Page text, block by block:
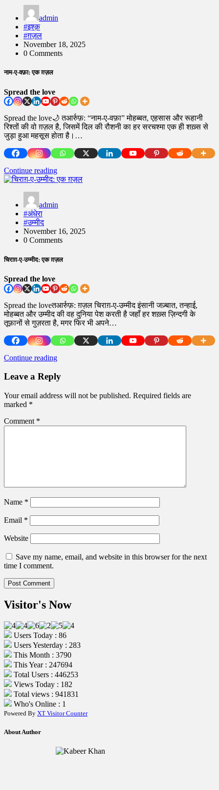
admin
#इश्क़
#ग़ज़ल
November 18, 2025
0 Comments
नाम-ए-वफ़ा: एक ग़ज़ल
Spread the love
Spread the love🌙 तआर्रुफ़: “नाम-ए-वफ़ा” मोहब्बत, एहसास और रूहानी
रिश्तों की वो ग़ज़ल है, जिसमें दिल की रौशनी का हर सरचश्मा एक ही शख़्स से
जुड़ा हुआ महसूस होता है।…
Continue reading
admin
#अंधेरा
#उम्मीद
November 16, 2025
0 Comments
चिराग़-ए-उम्मीद: एक ग़ज़ल
Spread the love
Spread the loveतआर्रुफ़: ग़ज़ल चिराग़-ए-उम्मीद इंसानी जज़्बात, तन्हाई,
मोहब्बत और उम्मीद की वह दुनिया पेश करती है जहाँ हर शख़्स ज़िन्दगी के
तूफ़ानों से गुज़रता है, मगर फिर भी अपने…
Continue reading
Leave a Reply
Your email address will not be published. Required fields are
marked *
Comment *
Name *
Email *
Website
Save my name, email, and website in this browser for the next
time I comment.
Visitor's Now
Users Today : 86
Users Yesterday : 283
This Month : 3790
This Year : 247694
Total Users : 446253
Views Today : 182
Total views : 941831
Who's Online : 1
Powered By XT Visitor Counter
About Author